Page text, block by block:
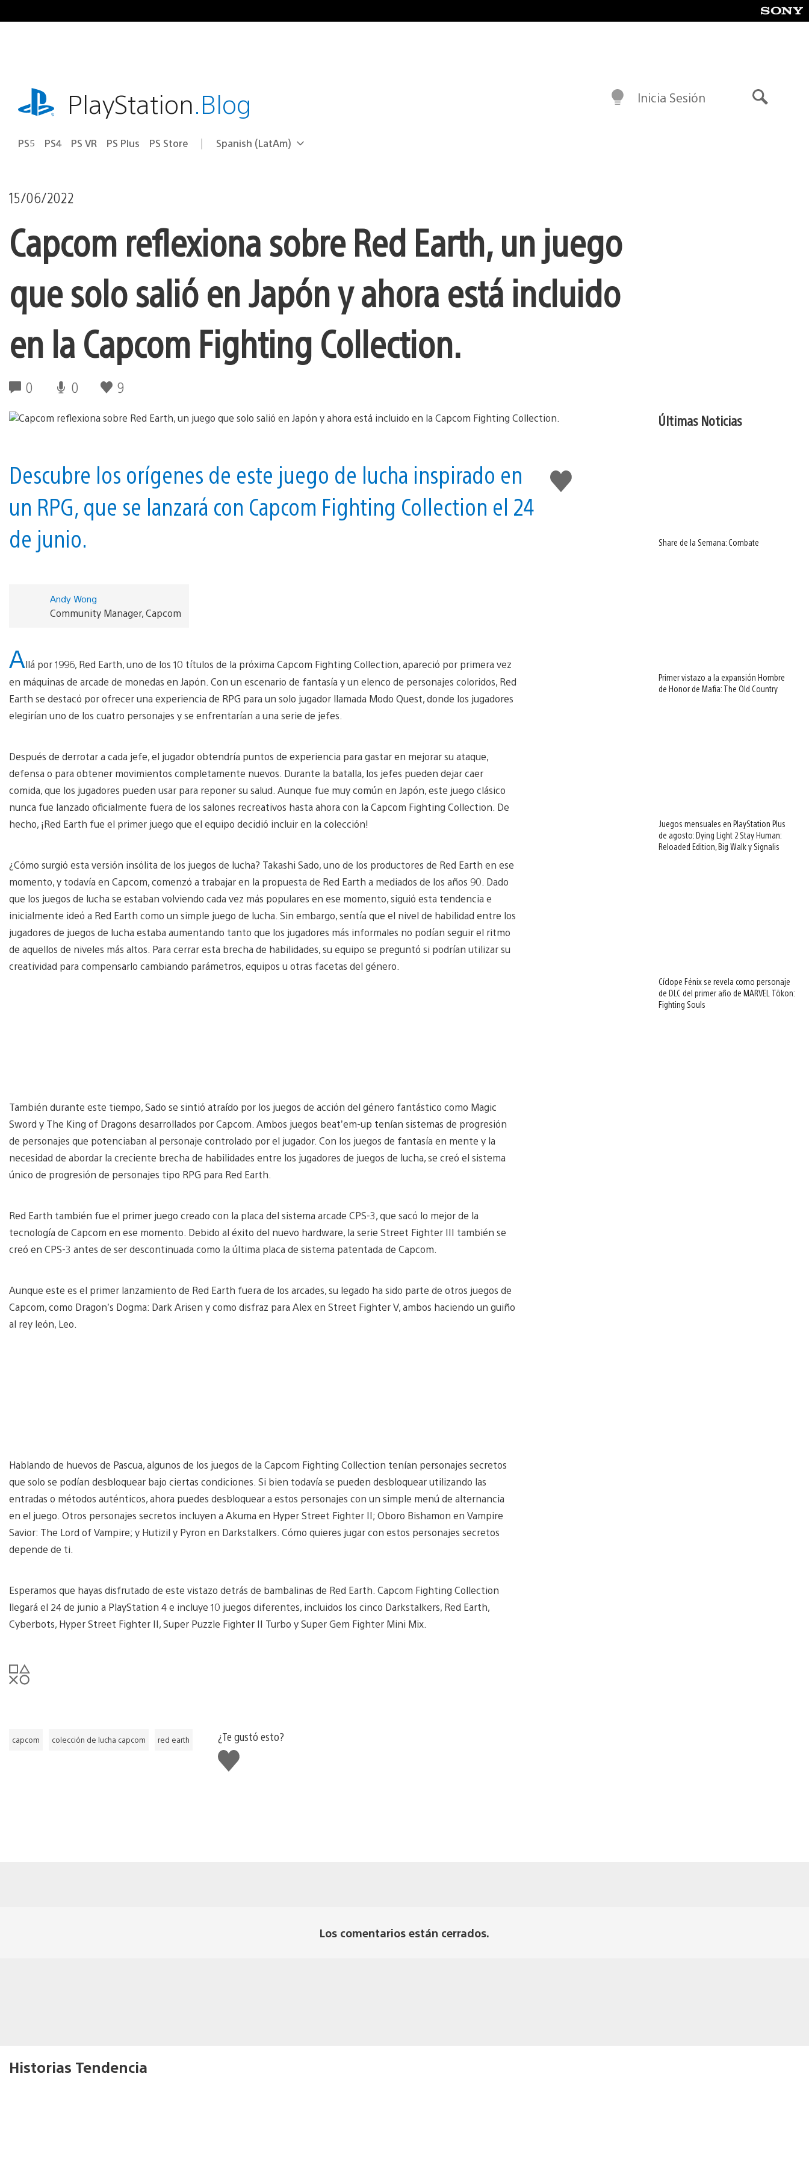
al
playstation.comPlayStation.Blog
PS5 PS4 PS VR PS Plus PS Store Elige
Región
Spanish (LatAm)
Inicia Sesión
15/06/2022
Capcom reflexiona sobre Red Earth, un juego
que solo salió en Japón y ahora está incluido
en la Capcom Fighting Collection.
0 0 9
Me
gusta
Descubre los orígenes de este juego de lucha inspirado en
un RPG, que se lanzará con Capcom Fighting Collection el 24
de junio.
Andy Wong
Community Manager, Capcom
Allá por 1996, Red Earth, uno de los 10 títulos de la próxima Capcom Fighting Collection, apareció por primera vez
en máquinas de arcade de monedas en Japón. Con un escenario de fantasía y un elenco de personajes coloridos, Red
Earth se destacó por ofrecer una experiencia de RPG para un solo jugador llamada Modo Quest, donde los jugadores
elegirían uno de los cuatro personajes y se enfrentarían a una serie de jefes.
Después de derrotar a cada jefe, el jugador obtendría puntos de experiencia para gastar en mejorar su ataque,
defensa o para obtener movimientos completamente nuevos. Durante la batalla, los jefes pueden dejar caer
comida, que los jugadores pueden usar para reponer su salud. Aunque fue muy común en Japón, este juego clásico
nunca fue lanzado oficialmente fuera de los salones recreativos hasta ahora con la Capcom Fighting Collection. De
hecho, ¡Red Earth fue el primer juego que el equipo decidió incluir en la colección!
¿Cómo surgió esta versión insólita de los juegos de lucha? Takashi Sado, uno de los productores de Red Earth en ese
momento, y todavía en Capcom, comenzó a trabajar en la propuesta de Red Earth a mediados de los años 90. Dado
que los juegos de lucha se estaban volviendo cada vez más populares en ese momento, siguió esta tendencia e
inicialmente ideó a Red Earth como un simple juego de lucha. Sin embargo, sentía que el nivel de habilidad entre los
jugadores de juegos de lucha estaba aumentando tanto que los jugadores más informales no podían seguir el ritmo
de aquellos de niveles más altos. Para cerrar esta brecha de habilidades, su equipo se preguntó si podrían utilizar su
creatividad para compensarlo cambiando parámetros, equipos u otras facetas del género.
También durante este tiempo, Sado se sintió atraído por los juegos de acción del género fantástico como Magic
Sword y The King of Dragons desarrollados por Capcom. Ambos juegos beat’em-up tenían sistemas de progresión
de personajes que potenciaban al personaje controlado por el jugador. Con los juegos de fantasía en mente y la
necesidad de abordar la creciente brecha de habilidades entre los jugadores de juegos de lucha, se creó el sistema
único de progresión de personajes tipo RPG para Red Earth.
Red Earth también fue el primer juego creado con la placa del sistema arcade CPS-3, que sacó lo mejor de la
tecnología de Capcom en ese momento. Debido al éxito del nuevo hardware, la serie Street Fighter III también se
creó en CPS-3 antes de ser descontinuada como la última placa de sistema patentada de Capcom.
Aunque este es el primer lanzamiento de Red Earth fuera de los arcades, su legado ha sido parte de otros juegos de
Capcom, como Dragon’s Dogma: Dark Arisen y como disfraz para Alex en Street Fighter V, ambos haciendo un guiño
al rey león, Leo.
Hablando de huevos de Pascua, algunos de los juegos de la Capcom Fighting Collection tenían personajes secretos
que solo se podían desbloquear bajo ciertas condiciones. Si bien todavía se pueden desbloquear utilizando las
entradas o métodos auténticos, ahora puedes desbloquear a estos personajes con un simple menú de alternancia
en el juego. Otros personajes secretos incluyen a Akuma en Hyper Street Fighter II; Oboro Bishamon en Vampire
Savior: The Lord of Vampire; y Hutizil y Pyron en Darkstalkers. Cómo quieres jugar con estos personajes secretos
depende de ti.
Esperamos que hayas disfrutado de este vistazo detrás de bambalinas de Red Earth. Capcom Fighting Collection
llegará el 24 de junio a PlayStation 4 e incluye 10 juegos diferentes, incluidos los cinco Darkstalkers, Red Earth,
Cyberbots, Hyper Street Fighter II, Super Puzzle Fighter II Turbo y Super Gem Fighter Mini Mix.
capcom colección de lucha capcom red earth
¿Te gustó esto?
Me
gusta
Últimas Noticias
Share de la Semana: Combate
Primer vistazo a la expansión Hombre
de Honor de Mafia: The Old Country
Juegos mensuales en PlayStation Plus
de agosto: Dying Light 2 Stay Human:
Reloaded Edition, Big Walk y Signalis
Cíclope Fénix se revela como personaje
de DLC del primer año de MARVEL Tōkon:
Fighting Souls
Los comentarios están cerrados.
Historias Tendencia